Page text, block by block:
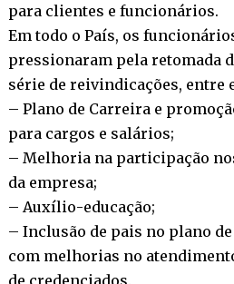
para clientes e funcionários.
Em todo o País, os
pressionaram pela retomada
série de reivindicações, entre
– Plano de Carreira e
para cargos e salários;
– Melhoria na participação
da empresa;
– Auxílio-educação;
– Inclusão de pais no plano
com melhorias no
de credenciados.